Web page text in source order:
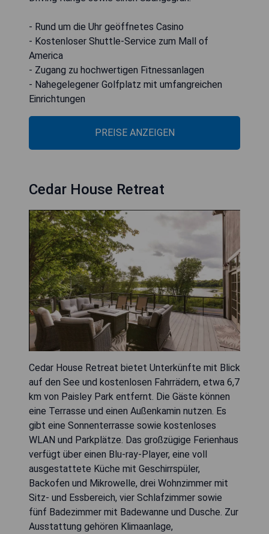
- Rund um die Uhr geöffnetes Casino
- Kostenloser Shuttle-Service zum Mall of
America
- Zugang zu hochwertigen Fitnessanlagen
- Nahegelegener Golfplatz mit umfangreichen
Einrichtungen
PREISE ANZEIGEN
Cedar House Retreat
Cedar House Retreat bietet Unterkünfte mit Blick
auf den See und kostenlosen Fahrrädern, etwa 6,7
km von Paisley Park entfernt. Die Gäste können
eine Terrasse und einen Außenkamin nutzen. Es
gibt eine Sonnenterrasse sowie kostenloses
WLAN und Parkplätze. Das großzügige Ferienhaus
verfügt über einen Blu-ray-Player, eine voll
ausgestattete Küche mit Geschirrspüler,
Backofen und Mikrowelle, drei Wohnzimmer mit
Sitz- und Essbereich, vier Schlafzimmer sowie
fünf Badezimmer mit Badewanne und Dusche. Zur
Ausstattung gehören Klimaanlage,